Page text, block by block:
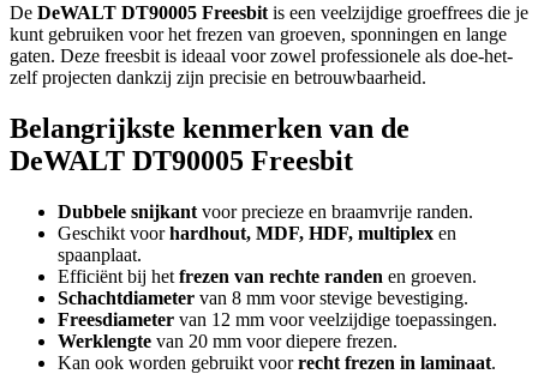
De DeWALT DT90005 Freesbit is een veelzijdige groeffrees die je
kunt gebruiken voor het frezen van groeven, sponningen en lange
gaten. Deze freesbit is ideaal voor zowel professionele als doe-het-
zelf projecten dankzij zijn precisie en betrouwbaarheid.
Belangrijkste kenmerken van de
DeWALT DT90005 Freesbit
Dubbele snijkant voor precieze en braamvrije randen.
Geschikt voorhardhout, MDF, HDF, multiplex en
spaanplaat.
Efficiënt bij het frezen van rechte randen en groeven.
Schachtdiameter van 8 mm voor stevige bevestiging.
Freesdiameter van 12 mm voor veelzijdige toepassingen.
Werklengte van 20 mm voor diepere frezen.
Kan ook worden gebruikt voorrecht frezen in laminaat.